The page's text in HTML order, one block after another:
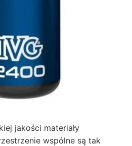
jakości materiały
wspólne są tak